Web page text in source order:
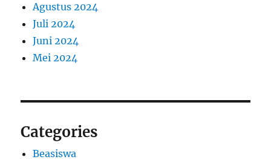
Agustus 2024
Juli 2024
Juni 2024
Mei 2024
Categories
Beasiswa